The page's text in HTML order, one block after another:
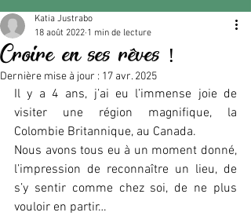
Croire en ses rêves !
Katia Justrabo
18 août 2022 1 min de lecture
Dernière mise à jour : 17 avr. 2025
Il y a 4 ans, j’ai eu l’immense joie de
visiter une région magnifique, la
Colombie Britannique, au Canada.
Nous avons tous eu à un moment donné,
l’impression de reconnaître un lieu, de
s’y sentir comme chez soi, de ne plus
vouloir en partir…